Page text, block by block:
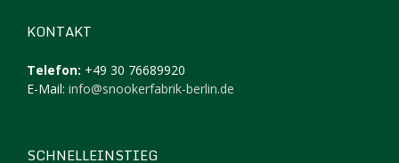
KONTAKT
Telefon: +49 30 76689920
E-Mail: info@snookerfabrik-berlin.de
SCHNELLEINSTIEG